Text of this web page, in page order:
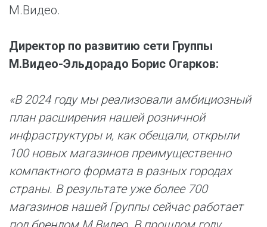
М.Видео.
Директор по развитию сети Группы
М.Видео-Эльдорадо Борис Огарков:
«В 2024 году мы реализовали амбициозный
план расширения нашей розничной
инфраструктуры и, как обещали, открыли
100 новых магазинов преимущественно
компактного формата в разных городах
страны. В результате уже более 700
магазинов нашей Группы сейчас работает